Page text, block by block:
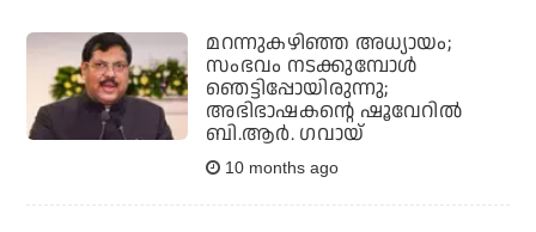
മറന്നുകഴിഞ്ഞ അധ്യായം;
സംഭവം നടക്കുമ്പോള്‍
ഞെട്ടിപ്പോയിരുന്നു;
അഭിഭാഷകന്റെ ഷൂവേറില്‍
ബി.ആര്‍. ഗവായ്
10 months ago